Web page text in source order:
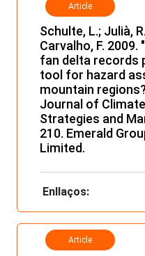
Article
Schulte, L.; Julià,
Carvalho, F.
fan delta records
tool for hazard
mountain
Journal of
Strategies and
210. Emerald
Limited.
Enllaços:
Article